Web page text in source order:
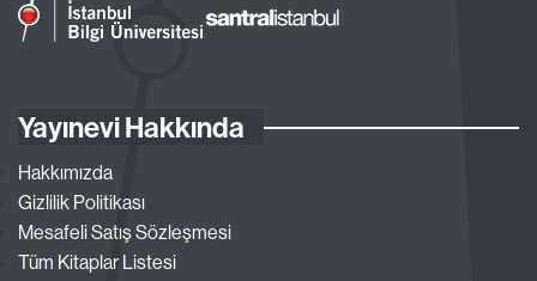
Yayınevi Hakkında
Hakkımızda
Gizlilik Politikası
Mesafeli Satış Sözleşmesi
Tüm Kitaplar Listesi